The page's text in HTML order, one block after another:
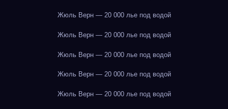
Жюль Верн — 20 000 лье под водой
Жюль Верн — 20 000 лье под водой
Жюль Верн — 20 000 лье под водой
Жюль Верн — 20 000 лье под водой
Жюль Верн — 20 000 лье под водой